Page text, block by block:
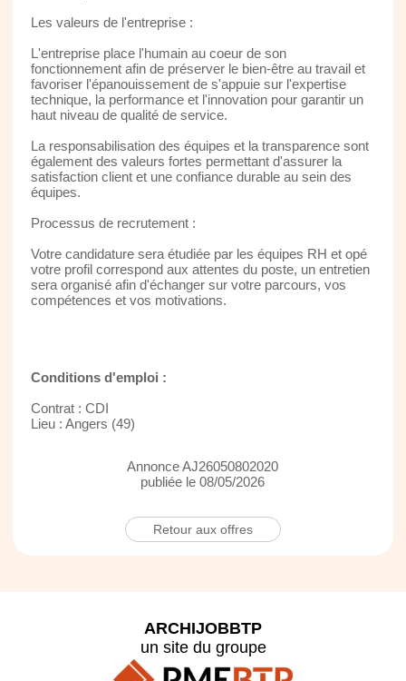
Les valeurs de l'entreprise :
L'entreprise place l'humain au coeur de son
fonctionnement afin de préserver le bien-être au travail et
favoriser l'épanouissement de s'appuie sur l'expertise
technique, la performance et l'innovation pour garantir un
haut niveau de qualité de service.
La responsabilisation des équipes et la transparence sont
également des valeurs fortes permettant d'assurer la
satisfaction client et une confiance durable au sein des
équipes.
Processus de recrutement :
Votre candidature sera étudiée par les équipes RH et opé
votre profil correspond aux attentes du poste, un entretien
sera organisé afin d'échanger sur votre parcours, vos
compétences et vos motivations.
Conditions d'emploi :
Contrat : CDI
Lieu : Angers (49)
Annonce AJ26050802020
publiée le 08/05/2026
Retour aux offres
ARCHIJOBBTP
un site du groupe